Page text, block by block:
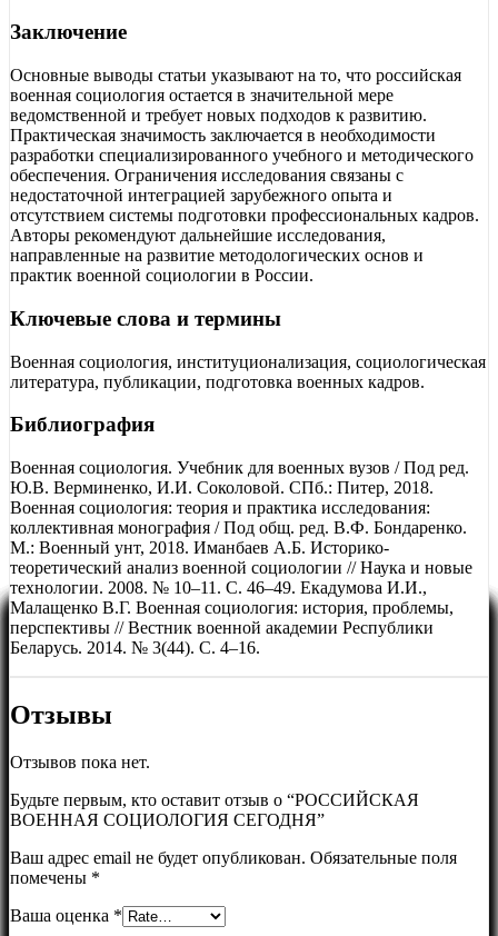
Заключение
Основные выводы статьи указывают на то, что российская
военная социология остается в значительной мере
ведомственной и требует новых подходов к развитию.
Практическая значимость заключается в необходимости
разработки специализированного учебного и методического
обеспечения. Ограничения исследования связаны с
недостаточной интеграцией зарубежного опыта и
отсутствием системы подготовки профессиональных кадров.
Авторы рекомендуют дальнейшие исследования,
направленные на развитие методологических основ и
практик военной социологии в России.
Ключевые слова и термины
Военная социология, институционализация, социологическая
литература, публикации, подготовка военных кадров.
Библиография
Военная социология. Учебник для военных вузов / Под ред.
Ю.В. Верминенко, И.И. Соколовой. СПб.: Питер, 2018.
Военная социология: теория и практика исследования:
коллективная монография / Под общ. ред. В.Ф. Бондаренко.
М.: Военный унт, 2018. Иманбаев А.Б. Историко-
теоретический анализ военной социологии // Наука и новые
технологии. 2008. № 10–11. С. 46–49. Екадумова И.И.,
Малащенко В.Г. Военная социология: история, проблемы,
перспективы // Вестник военной академии Республики
Беларусь. 2014. № 3(44). С. 4–16.
Отзывы
Отзывов пока нет.
Будьте первым, кто оставит отзыв о “РОССИЙСКАЯ
ВОЕННАЯ СОЦИОЛОГИЯ СЕГОДНЯ”
Ваш адрес email не будет опубликован. Обязательные поля
помечены *
Ваша оценка *